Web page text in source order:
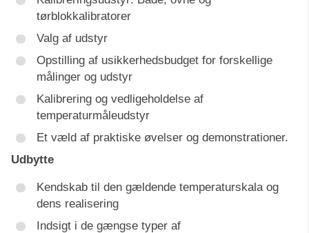
tørblokkalibratorer
Valg af udstyr
Opstilling af usikkerhedsbudget for forskellige
målinger og udstyr
Kalibrering og vedligeholdelse af
temperaturmåleudstyr
Et væld af praktiske øvelser og demonstrationer.
Udbytte
Kendskab til den gældende temperaturskala og
dens realisering
Indsigt i de gængse typer af